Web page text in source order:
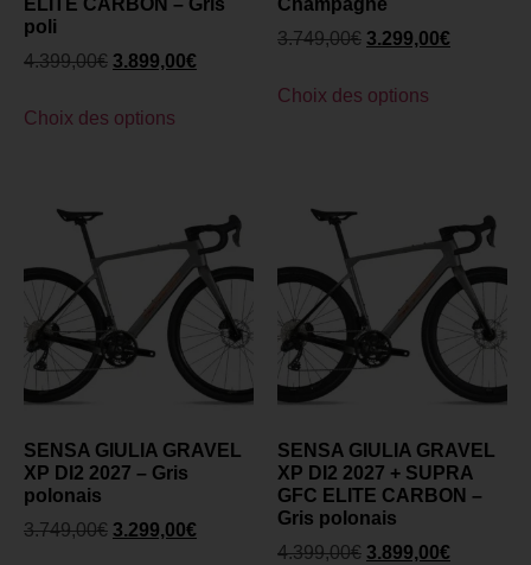
ELITE CARBON – Gris
poli
4.399,00€ 3.899,00€
Choix des options
Champagne
3.749,00€ 3.299,00€
Choix des options
SENSA GIULIA GRAVEL
XP DI2 2027 – Gris
polonais
3.749,00€ 3.299,00€
SENSA GIULIA GRAVEL
XP DI2 2027 + SUPRA
GFC ELITE CARBON –
Gris polonais
4.399,00€ 3.899,00€